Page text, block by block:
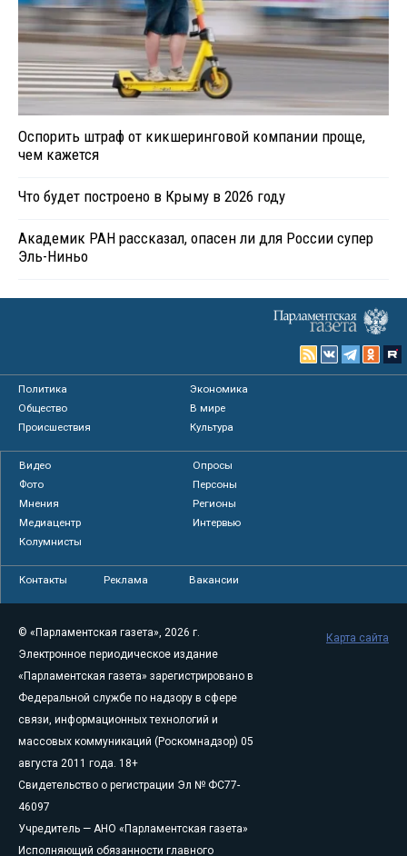
Оспорить штраф от кикшеринговой компании проще,
чем кажется
Что будет построено в Крыму в 2026 году
Академик РАН рассказал, опасен ли для России супер
Эль-Ниньо
Политика
Экономика
Общество
В мире
Происшествия
Культура
Видео
Опросы
Фото
Персоны
Мнения
Регионы
Медиацентр
Интервью
Колумнисты
Контакты Реклама Вакансии
© «Парламентская газета», 2026 г.
Электронное периодическое издание
«Парламентская газета» зарегистрировано в
Федеральной службе по надзору в сфере
связи, информационных технологий и
массовых коммуникаций (Роскомнадзор) 05
августа 2011 года. 18+
Свидетельство о регистрации Эл № ФС77-
46097
Учредитель — АНО «Парламентская газета»
Исполняющий обязанности главного
Карта сайта